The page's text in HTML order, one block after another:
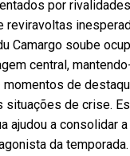
por
reviravoltas
Camargo soube
central,
momentos de
situações de crise.
ajudou a consolidar
da temporada.